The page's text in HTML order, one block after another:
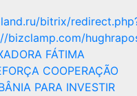
bitrix/
bizclamp.com/
FÁTIMA
COOPERAÇÃO
PARA INVESTIR